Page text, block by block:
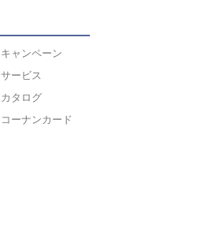
キャンペーン
サービス
カタログ
コーナンカード